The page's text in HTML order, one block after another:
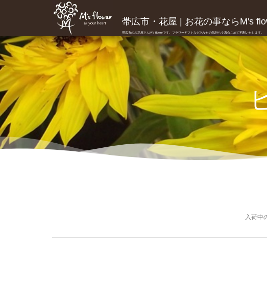
帯広市・花屋 | お花の事ならM's
帯広市のお花屋さんM's flowerです。フラワーギフトなどあなたの気持ちを真心こめて宅配いたします。
入荷中